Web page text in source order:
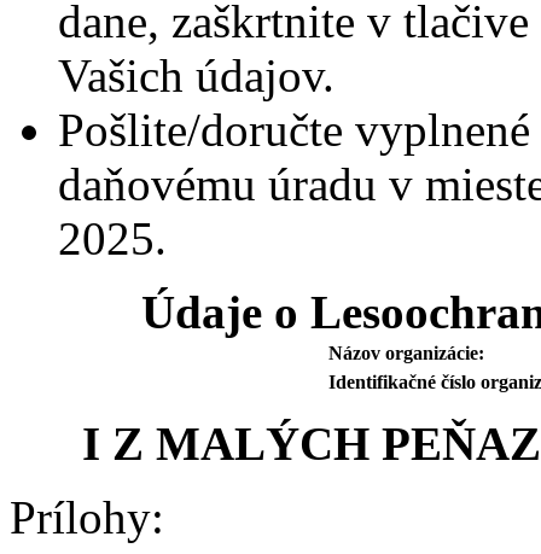
dane, zaškrtnite v
Vašich údajov.
Pošlite/doručte
daňovému úradu v
2025.
Údaje o
Názov organizácie:
Identifikačné číslo
I Z MALÝCH
Prílohy: